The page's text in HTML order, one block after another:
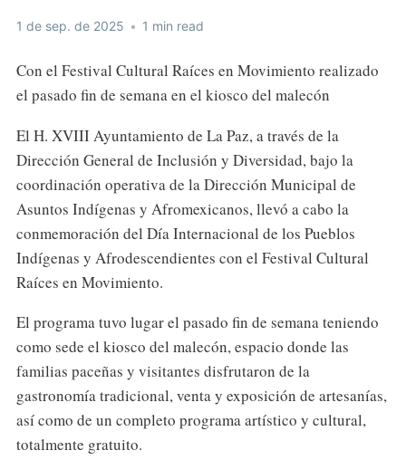
1 de sep. de 2025 • 1 min read
Con el Festival Cultural Raíces en Movimiento realizado
el pasado fin de semana en el kiosco del malecón
El H. XVIII Ayuntamiento de La Paz, a través de la
Dirección General de Inclusión y Diversidad, bajo la
coordinación operativa de la Dirección Municipal de
Asuntos Indígenas y Afromexicanos, llevó a cabo la
conmemoración del Día Internacional de los Pueblos
Indígenas y Afrodescendientes con el Festival Cultural
Raíces en Movimiento.
El programa tuvo lugar el pasado fin de semana teniendo
como sede el kiosco del malecón, espacio donde las
familias paceñas y visitantes disfrutaron de la
gastronomía tradicional, venta y exposición de artesanías,
así como de un completo programa artístico y cultural,
totalmente gratuito.